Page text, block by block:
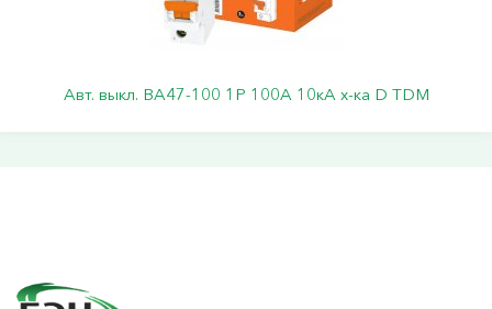
Авт. выкл. ВА47-100 1Р 100А 10кА х-ка D TDМ